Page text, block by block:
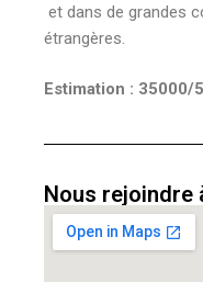
et dans de grandes
étrangères.
Estimation : 35000/
Nous rejoindre